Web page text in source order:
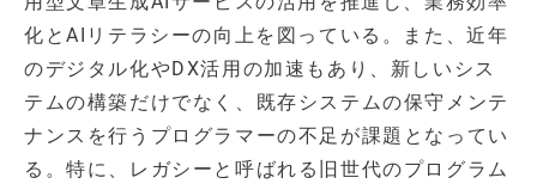
化とAIリテラシーの向上を図っている。また、近年
のデジタル化やDX活用の加速もあり、新しいシス
テムの構築だけでなく、既存システムの保守メンテ
ナンスを行うプログラマーの不足が課題となってい
る。特に、レガシーと呼ばれる旧世代のプログラム